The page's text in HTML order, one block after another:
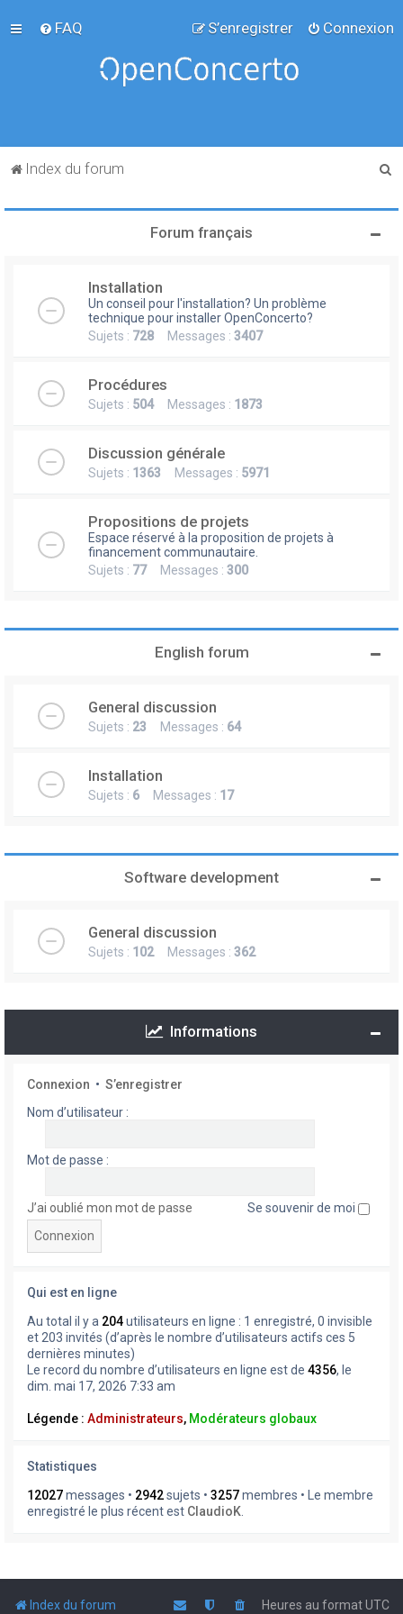
FAQ Connexion
S’enregistrer
Index du forum
Forum français
Installation
Un conseil pour l'installation? Un problème
technique pour installer OpenConcerto?
Sujets : 728 Messages : 3407
Procédures
Sujets : 504Messages : 1873
Discussion générale
Sujets : 1363 Messages : 5971
Propositions de projets
Espace réservé à la proposition de projets à
financement communautaire.
Sujets : 77Messages : 300
English forum
General discussion
Sujets : 23 Messages : 64
Installation
Sujets : 6 Messages : 17
Software development
General discussion
Sujets : 102Messages : 362
Informations
Connexion • S’enregistrer
Nom d’utilisateur :
Mot de passe :
J’ai oublié mon mot de passe Se souvenir de moi
Qui est en ligne
Au total il y a 204utilisateurs en ligne : 1 enregistré, 0 invisible
et 203 invités (d’après le nombre d’utilisateurs actifs ces 5
dernières minutes)
Le record du nombre d’utilisateurs en ligne est de 4356, le
dim. mai 17, 2026 7:33 am
Légende : Administrateurs, Modérateurs globaux
Statistiques
12027messages • 2942sujets • 3257membres • Le membre
enregistré le plus récent est ClaudioK
Index du forum Heures au formatUTC